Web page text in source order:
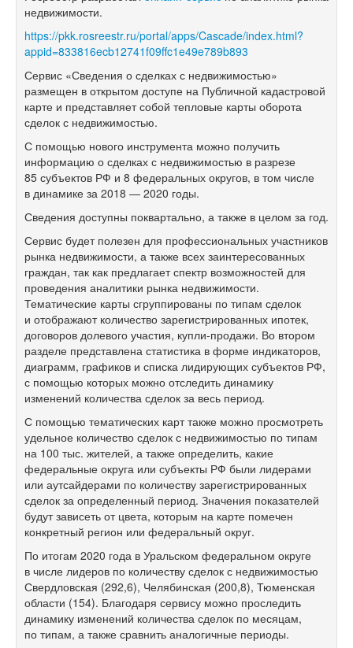
недвижимости.
https://pkk.rosreestr.ru/portal/apps/Cascade/index.html?
appid=833816ecb12741f09ffc1e49e789b893
Сервис «Сведения о сделках с недвижимостью»
размещен в открытом доступе на Публичной кадастровой
карте и представляет собой тепловые карты оборота
сделок с недвижимостью.
С помощью нового инструмента можно получить
информацию о сделках с недвижимостью в разрезе
85 субъектов РФ и 8 федеральных округов, в том числе
в динамике за 2018 — 2020 годы.
Сведения доступны поквартально, а также в целом за год.
Сервис будет полезен для профессиональных участников
рынка недвижимости, а также всех заинтересованных
граждан, так как предлагает спектр возможностей для
проведения аналитики рынка недвижимости.
Тематические карты сгруппированы по типам сделок
и отображают количество зарегистрированных ипотек,
договоров долевого участия, купли-продажи. Во втором
разделе представлена статистика в форме индикаторов,
диаграмм, графиков и списка лидирующих субъектов РФ,
с помощью которых можно отследить динамику
изменений количества сделок за весь период.
С помощью тематических карт также можно просмотреть
удельное количество сделок с недвижимостью по типам
на 100 тыс. жителей, а также определить, какие
федеральные округа или субъекты РФ были лидерами
или аутсайдерами по количеству зарегистрированных
сделок за определенный период. Значения показателей
будут зависеть от цвета, которым на карте помечен
конкретный регион или федеральный округ.
По итогам 2020 года в Уральском федеральном округе
в числе лидеров по количеству сделок с недвижимостью
Свердловская (292,6), Челябинская (200,8), Тюменская
области (154). Благодаря сервису можно проследить
динамику изменений количества сделок по месяцам,
по типам, а также сравнить аналогичные периоды.